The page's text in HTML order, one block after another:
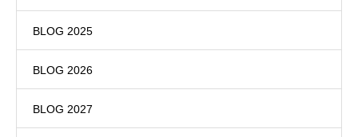
BLOG 2025
BLOG 2026
BLOG 2027